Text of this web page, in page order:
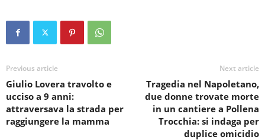
Previous article
Giulio Lovera travolto e
ucciso a 9 anni:
attraversava la strada per
raggiungere la mamma
Next article
Tragedia nel Napoletano,
due donne trovate morte
in un cantiere a Pollena
Trocchia: si indaga per
duplice omicidio